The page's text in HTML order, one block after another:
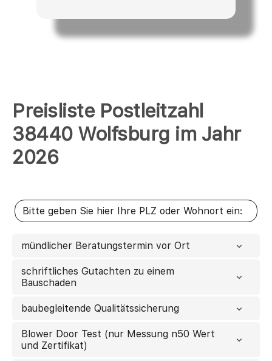
Preisliste Postleitzahl
38440 Wolfsburg im Jahr
2026
mündlicher Beratungstermin vor Ort
schriftliches Gutachten zu einem
Bauschaden
baubegleitende Qualitätssicherung
Blower Door Test (nur Messung n50 Wert
und Zertifikat)